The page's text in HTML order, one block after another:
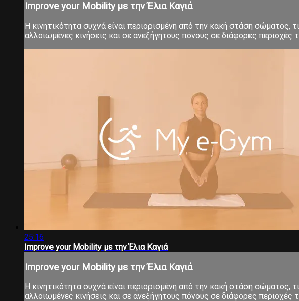
Ιmprove your Μobility με την Έλια Καγιά
Η κινητικότητα συχνά είναι περιορισμένη από την κακή στάση
αλλοιωμένες κινήσεις και σε ανεξήγητους πόνους σε διάφορες
25:16
Ιmprove your Μobility με την Έλια Καγιά
Ιmprove your Μobility με την Έλια Καγιά
Η κινητικότητα συχνά είναι περιορισμένη από την κακή στάση
αλλοιωμένες κινήσεις και σε ανεξήγητους πόνους σε διάφορες